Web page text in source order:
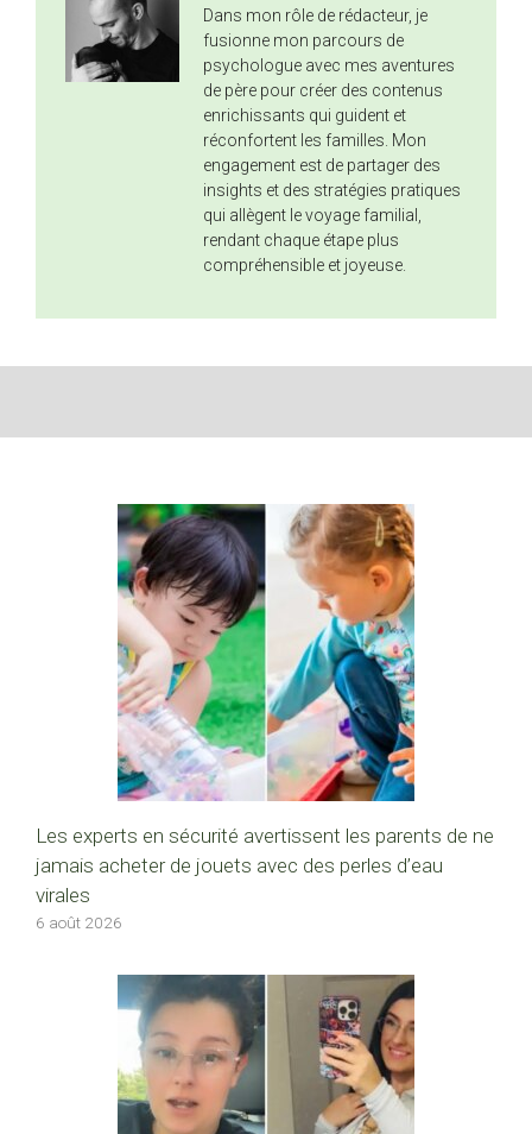
Dans mon rôle de rédacteur, je
fusionne mon parcours de
psychologue avec mes aventures
de père pour créer des contenus
enrichissants qui guident et
réconfortent les familles. Mon
engagement est de partager des
insights et des stratégies pratiques
qui allègent le voyage familial,
rendant chaque étape plus
compréhensible et joyeuse.
Les experts en sécurité avertissent les parents de ne
jamais acheter de jouets avec des perles d’eau
virales
6 août 2026